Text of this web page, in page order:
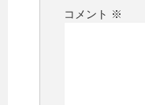
コメント ※